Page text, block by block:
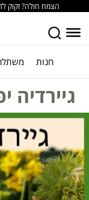
הצמח חולה? זקוק
חנות
גיירדיה